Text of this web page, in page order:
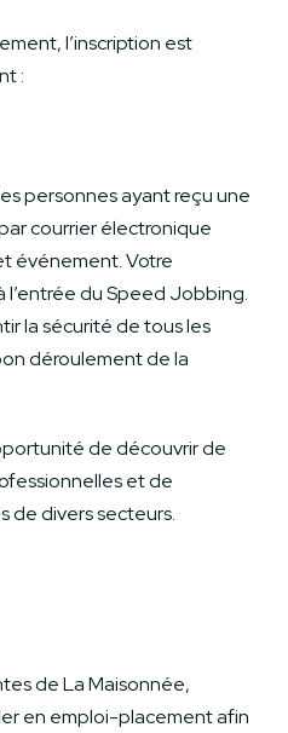
l’inscription est
:
personnes ayant reçu une
courrier électronique
événement. Votre
du Speed Jobbing.
la sécurité de tous les
déroulement de la
de découvrir de
et de
de divers secteurs.
de La Maisonnée,
en emploi-placement afin